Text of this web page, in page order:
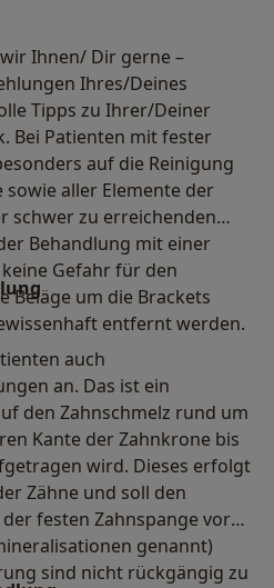
Ihnen/ Dir gerne –
Ihres/Deines
Tipps zu Ihrer/Deiner
Bei Patienten mit fester
auf die Reinigung
aller Elemente der
schwer zu erreichenden
Behandlung mit einer
Gefahr für den
Beläge um die Brackets
entfernt werden.
auch
an. Das ist ein
den Zahnschmelz rund um
Kante der Zahnkrone bis
wird. Dieses erfolgt
Zähne und soll den
festen Zahnspange vor
genannt)
sind nicht rückgängig zu